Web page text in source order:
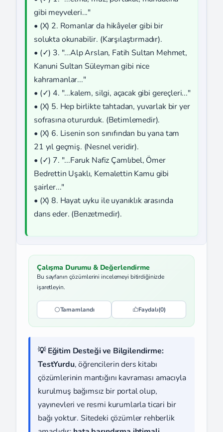
gibi meyveleri..."
• (X) 2. Romanlar da hikâyeler gibi bir
solukta okunabilir. (Karşılaştırmadır).
• (✓) 3. "...Alp Arslan, Fatih Sultan Mehmet,
Kanuni Sultan Süleyman gibi nice
kahramanlar..."
• (✓) 4. "...kalem, silgi, açacak gibi gereçleri..."
• (X) 5. Hep birlikte tahtadan, yuvarlak bir yer
sofrasına otururduk. (Betimlemedir).
• (X) 6. Lisenin son sınıfından bu yana tam
21 yıl geçmiş. (Nesnel veridir).
• (✓) 7. "...Faruk Nafiz Çamlıbel, Ömer
Bedrettin Uşaklı, Kemalettin Kamu gibi
şairler..."
• (X) 8. Hayat uyku ile uyanıklık arasında
dans eder. (Benzetmedir).
Çalışma Durumu & Değerlendirme
Bu sayfanın çözümlerini incelemeyi bitirdiğinizde
işaretleyin.
Tamamlandı Faydalı(0)
💡 Eğitim Desteği ve Bilgilendirme:
TestYurdu, öğrencilerin ders kitabı
çözümlerinin mantığını kavraması amacıyla
kurulmuş bağımsız bir portal olup,
yayınevleri ve resmi kurumlarla ticari bir
bağı yoktur. Sitedeki çözümler rehberlik